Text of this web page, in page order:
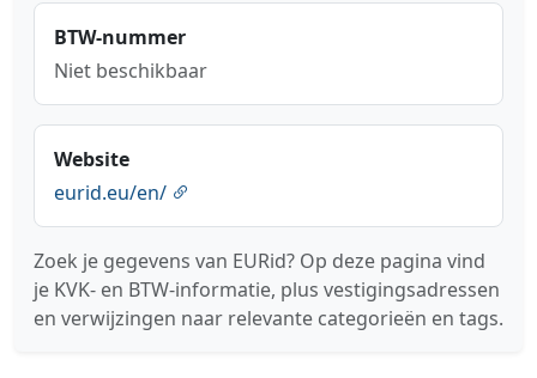
BTW-nummer
Niet beschikbaar
Website
eurid.eu/en/
Zoek je gegevens van EURid? Op deze pagina vind
je KVK- en BTW-informatie, plus vestigingsadressen
en verwijzingen naar relevante categorieën en tags.